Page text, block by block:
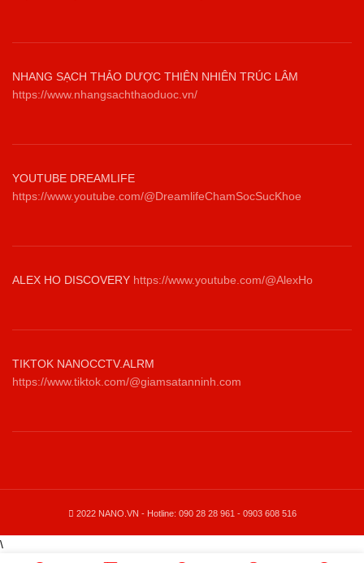
NHANG SẠCH THẢO DƯỢC THIÊN NHIÊN TRÚC LÂM
https://www.nhangsachthaoduoc.vn/
YOUTUBE DREAMLIFE
https://www.youtube.com/@DreamlifeChamSocSucKhoe
ALEX HO DISCOVERY https://www.youtube.com/@AlexHo
TIKTOK NANOCCTV.ALRM
https://www.tiktok.com/@giamsatanninh.com
2022 NANO.VN - Hotline: 090 28 28 961 - 0903 608 516
\